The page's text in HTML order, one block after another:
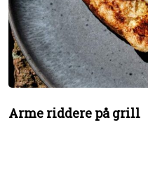
Arme riddere på grill